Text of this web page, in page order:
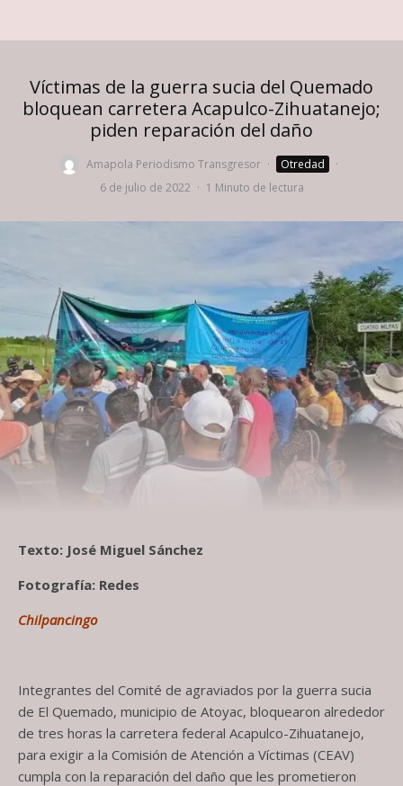
Víctimas de la guerra sucia del Quemado
bloquean carretera Acapulco-Zihuatanejo;
piden reparación del daño
Amapola Periodismo Transgresor · Otredad
·
6 de julio de 2022 · 1 Minuto de lectura
Texto: José Miguel Sánchez
Fotografía: Redes
Chilpancingo
Integrantes del Comité de agraviados por la guerra sucia
de El Quemado, municipio de Atoyac, bloquearon alrededor
de tres horas la carretera federal Acapulco-Zihuatanejo,
para exigir a la Comisión de Atención a Víctimas (CEAV)
cumpla con la reparación del daño que les prometieron